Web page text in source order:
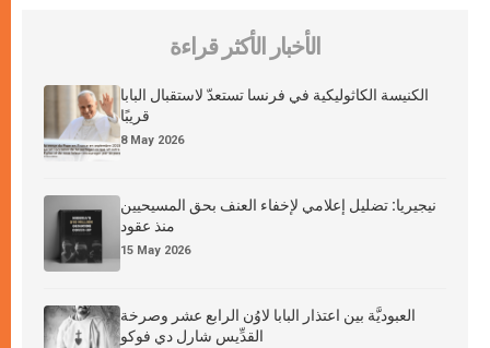
الأخبار الأكثر قراءة
الكنيسة الكاثوليكية في فرنسا تستعدّ لاستقبال البابا
قريبًا
8 May 2026
نيجيريا: تضليل إعلامي لإخفاء العنف بحق المسيحيين
منذ عقود
15 May 2026
العبوديَّة بين اعتذار البابا لاوُن الرابع عشر وصرخة
القدِّيس شارل دي فوكو